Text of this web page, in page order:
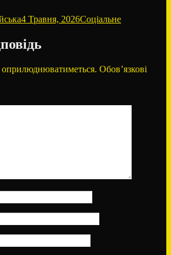
4 Травня, 2026Соціальне
Обов’язкові